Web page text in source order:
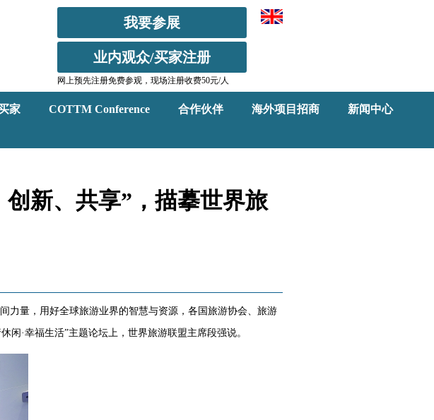
我要参展
业内观众/买家注册
网上预先注册免费参观，现场注册收费50元/人
家 COTTM Conference 合作伙伴 海外项目招商
新闻中心
新、共享”，描摹世界旅
力量，用好全球旅游业界的智慧与资源，各国旅游协会、旅游
闲·幸福生活”主题论坛上，世界旅游联盟主席段强说。